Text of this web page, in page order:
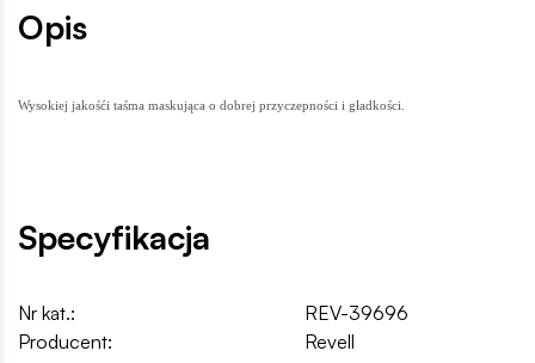
Opis
Wysokiej jakośći taśma maskująca o dobrej przyczepności i gładkości.
Specyfikacja
Nr kat.:
REV-39696
Producent:
Revell